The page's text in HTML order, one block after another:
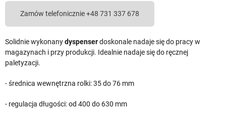
Zamów telefonicznie +48 731 337 678
Solidnie wykonanydyspenserdoskonale nadaje się do pracy w
magazynach i przy produkcji. Idealnie nadaje się do ręcznej
paletyzacji.
- średnica wewnętrzna rolki:35 do 76 mm
- regulacja długości:od 400 do 630 mm